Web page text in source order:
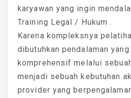
karyawan yang ingin
Training Legal / Hukum .
Karena kompleksnya
dibutuhkan pendalaman
komprehensif melalui
menjadi sebuah kebutuhan
provider yang